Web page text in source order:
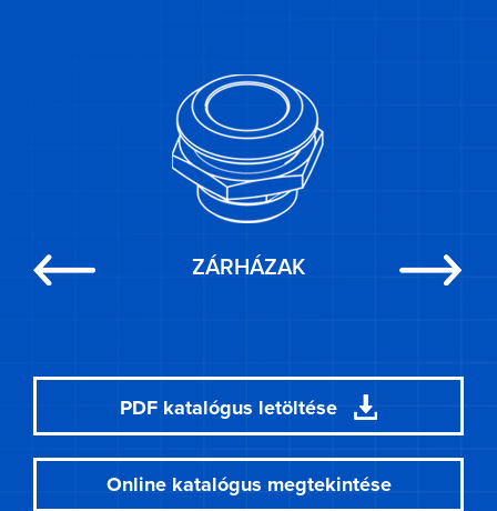
ZÁRHÁZAK
PDF katalógus letöltése
Online katalógus megtekintése